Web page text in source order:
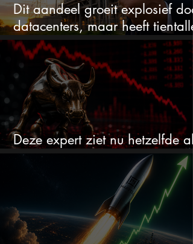
Dit aandeel groeit explosief
datacenters, maar heeft
miljarden nodig
Deze expert ziet nu hetzelfde als
voor de crash van 1987